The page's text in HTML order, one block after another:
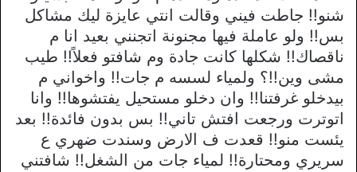
شنو!! جاطت فيني وقالت انتي عايزة ليك مشاكل
بس!! ولو عاملة فيها مجنونة اتجنني بعيد انا م
ناقصاك!! شكلها كانت جادة وم شافتو فعلاً!! طيب
مشى وين!!؟ ولمياء لسسه م جات!! واخواني م
بيدخلو غرفتنا!! وان دخلو مستحيل يفتشوها!! وانا
اتوترت ورجعت افتش تاني!! بس بدون فائدة!! بعد
يئست منو!! قعدت ف الارض وسندت ضهري ع
سريري ومحتارة!! لمياء جات من الشغل!! شافتني